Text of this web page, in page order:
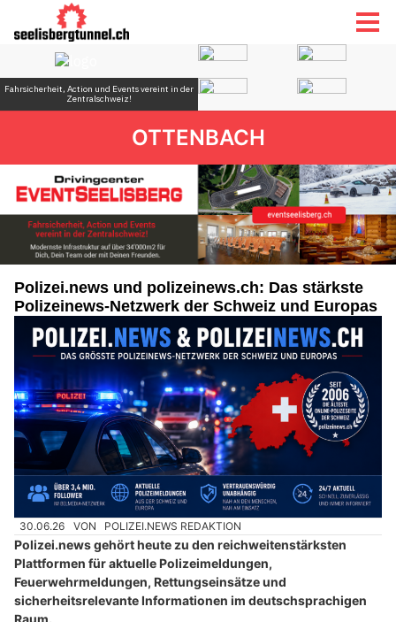
OTTENBACH
Polizei.news und polizeinews.ch: Das stärkste
Polizeinews-Netzwerk der Schweiz und Europas
30.06.26 VON POLIZEI.NEWS REDAKTION
Polizei.news gehört heute zu den reichweitenstärksten
Plattformen für aktuelle Polizeimeldungen,
Feuerwehrmeldungen, Rettungseinsätze und
sicherheitsrelevante Informationen im deutschsprachigen
Raum.